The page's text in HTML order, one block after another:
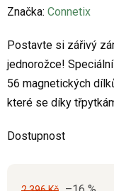
hodnocení
je
0,0
z
5
Značka: Connetix
Postavte si zářivý
jednorožce!
56 magnetických
které se díky
Dostupnost